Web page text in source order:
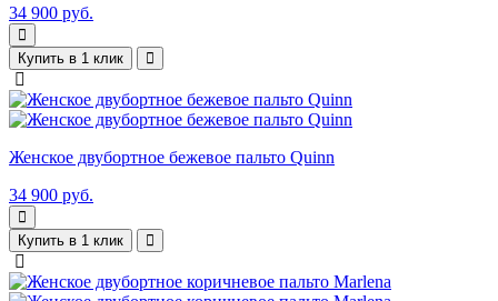
34 900 руб.
Купить в 1 клик
Женское двубортное бежевое пальто Quinn
34 900 руб.
Купить в 1 клик